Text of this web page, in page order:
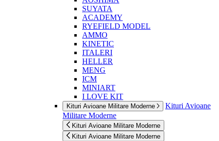
SUYATA
ACADEMY
RYEFIELD MODEL
AMMO
KINETIC
ITALERI
HELLER
MENG
ICM
MINIART
I LOVE KIT
Kituri Avioane Militare Moderne
Kituri Avioane
Militare Moderne
Kituri Avioane Militare Moderne
Kituri Avioane Militare Moderne